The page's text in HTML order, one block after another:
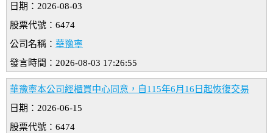
日期：2026-08-03
股票代號：6474
公司名稱： 華豫寧
發言時間：2026-08-03 17:26:55
華豫寧本公司經櫃買中心同意，自115年6月16日起恢復交易
日期：2026-06-15
股票代號：6474